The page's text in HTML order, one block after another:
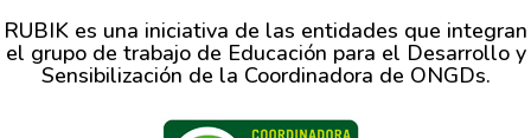
RUBIK es una iniciativa de las entidades que integran
el grupo de trabajo de Educación para el Desarrollo y
Sensibilización de la Coordinadora de ONGDs.